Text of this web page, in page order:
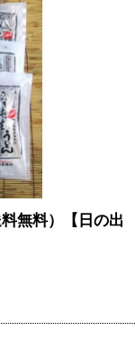
無料）【日の出